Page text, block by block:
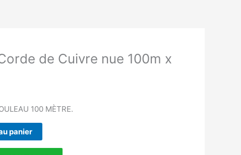
de Cuivre nue 100m x
100 MÈTRE.
panier